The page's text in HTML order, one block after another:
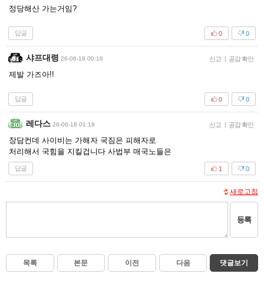
정당해산 가는거임?
답글 0
0
샤프대령 26-06-18 00:18 신고 공감 확인
제발 가즈아!!
답글 0
0
레다스 26-06-18 01:19 신고 공감 확인
장담컨데 사이비는 가해자 국짐은 피해자로
처리해서 국힘을 지킬겁니다 사법부 매국노들은
답글 0
1
새로고침
등록
목록 본문 이전 다음 댓글보기